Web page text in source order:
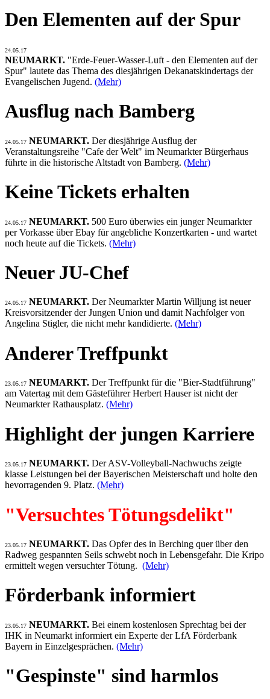
Den Elementen auf der Spur
24.05.17
NEUMARKT. "Erde-Feuer-Wasser-Luft - den Elementen auf der
Spur" lautete das Thema des diesjährigen Dekanatskindertags der
Evangelischen Jugend. (Mehr)
Ausflug nach Bamberg
24.05.17 NEUMARKT. Der diesjährige Ausflug der
Veranstaltungsreihe "Cafe der Welt" im Neumarkter Bürgerhaus
führte in die historische Altstadt von Bamberg. (Mehr)
Keine Tickets erhalten
24.05.17 NEUMARKT. 500 Euro überwies ein junger Neumarkter
per Vorkasse über Ebay für angebliche Konzertkarten - und wartet
noch heute auf die Tickets. (Mehr)
Neuer JU-Chef
24.05.17 NEUMARKT. Der Neumarkter Martin Willjung ist neuer
Kreisvorsitzender der Jungen Union und damit Nachfolger von
Angelina Stigler, die nicht mehr kandidierte. (Mehr)
Anderer Treffpunkt
23.05.17 NEUMARKT. Der Treffpunkt für die "Bier-Stadtführung"
am Vatertag mit dem Gästeführer Herbert Hauser ist nicht der
Neumarkter Rathausplatz. (Mehr)
Highlight der jungen Karriere
23.05.17 NEUMARKT. Der ASV-Volleyball-Nachwuchs zeigte
klasse Leistungen bei der Bayerischen Meisterschaft und holte den
hevorragenden 9. Platz. (Mehr)
"Versuchtes Tötungsdelikt"
23.05.17 NEUMARKT. Das Opfer des in Berching quer über den
Radweg gespannten Seils schwebt noch in Lebensgefahr. Die Kripo
ermittelt wegen versuchter Tötung. (Mehr)
Förderbank informiert
23.05.17 NEUMARKT. Bei einem kostenlosen Sprechtag bei der
IHK in Neumarkt informiert ein Experte der LfA Förderbank
Bayern in Einzelgesprächen. (Mehr)
"Gespinste" sind harmlos